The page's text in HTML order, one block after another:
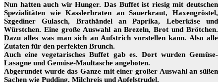
Nun hatten auch wir Hunger. Das Buffet ist riesig mit deutschen
Spezialitäten wie Kasslerbraten an Sauerkraut, Haxengröstel,
Szgediner Gulasch, Brathändel an Paprika, Leberkäse und
Würstchen. Eine große Auswahl an Brezeln, Brot und Brötchen.
Dazu alles was man sich an Aufstrich vorstellen kann. Also alle
Zutaten für den perfekten Brunch.
Auch eine vegetarisches Buffet gab es. Dort wurden Gemüse-
Lasagne und Gemüse-Maultasche angeboten.
Abgerundet wurde das Ganze mit einer großer Auswahl an süßen
Sachen wie Pudding, Milchreis und Apfelstrudel.